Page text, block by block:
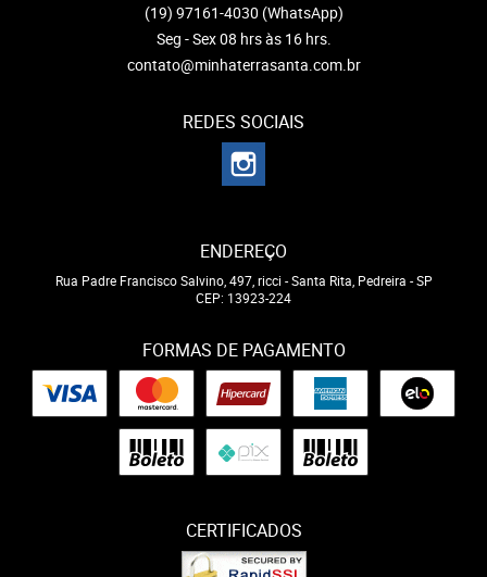
(19) 97161-4030 (WhatsApp)
Seg - Sex 08 hrs às 16 hrs.
contato@minhaterrasanta.com.br
REDES SOCIAIS
ENDEREÇO
Rua Padre Francisco Salvino, 497, ricci -Santa Rita, Pedreira -SP
CEP: 13923-224
FORMAS DE PAGAMENTO
CERTIFICADOS